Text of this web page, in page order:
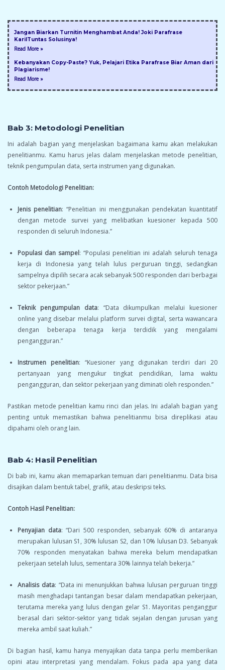
Jangan Biarkan Turnitin Menghambat Anda! Joki Parafrase
KarilTuntas Solusinya!
Read More »
Kebanyakan Copy-Paste? Yuk, Pelajari Etika Parafrase Biar Aman dari
Plagiarisme!
Read More »
Bab 3: Metodologi Penelitian
Ini adalah bagian yang menjelaskan bagaimana kamu akan melakukan
penelitianmu. Kamu harus jelas dalam menjelaskan metode penelitian,
teknik pengumpulan data, serta instrumen yang digunakan.
Contoh Metodologi Penelitian:
Jenis penelitian: “Penelitian ini menggunakan pendekatan kuantitatif
dengan metode survei yang melibatkan kuesioner kepada 500
responden di seluruh Indonesia.”
Populasi dan sampel: “Populasi penelitian ini adalah seluruh tenaga
kerja di Indonesia yang telah lulus perguruan tinggi, sedangkan
sampelnya dipilih secara acak sebanyak 500 responden dari berbagai
sektor pekerjaan.”
Teknik pengumpulan data: “Data dikumpulkan melalui kuesioner
online yang disebar melalui platform survei digital, serta wawancara
dengan beberapa tenaga kerja terdidik yang mengalami
pengangguran.”
Instrumen penelitian: “Kuesioner yang digunakan terdiri dari 20
pertanyaan yang mengukur tingkat pendidikan, lama waktu
pengangguran, dan sektor pekerjaan yang diminati oleh responden.”
Pastikan metode penelitian kamu rinci dan jelas. Ini adalah bagian yang
penting untuk memastikan bahwa penelitianmu bisa direplikasi atau
dipahami oleh orang lain.
Bab 4: Hasil Penelitian
Di bab ini, kamu akan memaparkan temuan dari penelitianmu. Data bisa
disajikan dalam bentuk tabel, grafik, atau deskripsi teks.
Contoh Hasil Penelitian:
Penyajian data: “Dari 500 responden, sebanyak 60% di antaranya
merupakan lulusan S1, 30% lulusan S2, dan 10% lulusan D3. Sebanyak
70% responden menyatakan bahwa mereka belum mendapatkan
pekerjaan setelah lulus, sementara 30% lainnya telah bekerja.”
Analisis data: “Data ini menunjukkan bahwa lulusan perguruan tinggi
masih menghadapi tantangan besar dalam mendapatkan pekerjaan,
terutama mereka yang lulus dengan gelar S1. Mayoritas penganggur
berasal dari sektor-sektor yang tidak sejalan dengan jurusan yang
mereka ambil saat kuliah.”
Di bagian hasil, kamu hanya menyajikan data tanpa perlu memberikan
opini atau interpretasi yang mendalam. Fokus pada apa yang data